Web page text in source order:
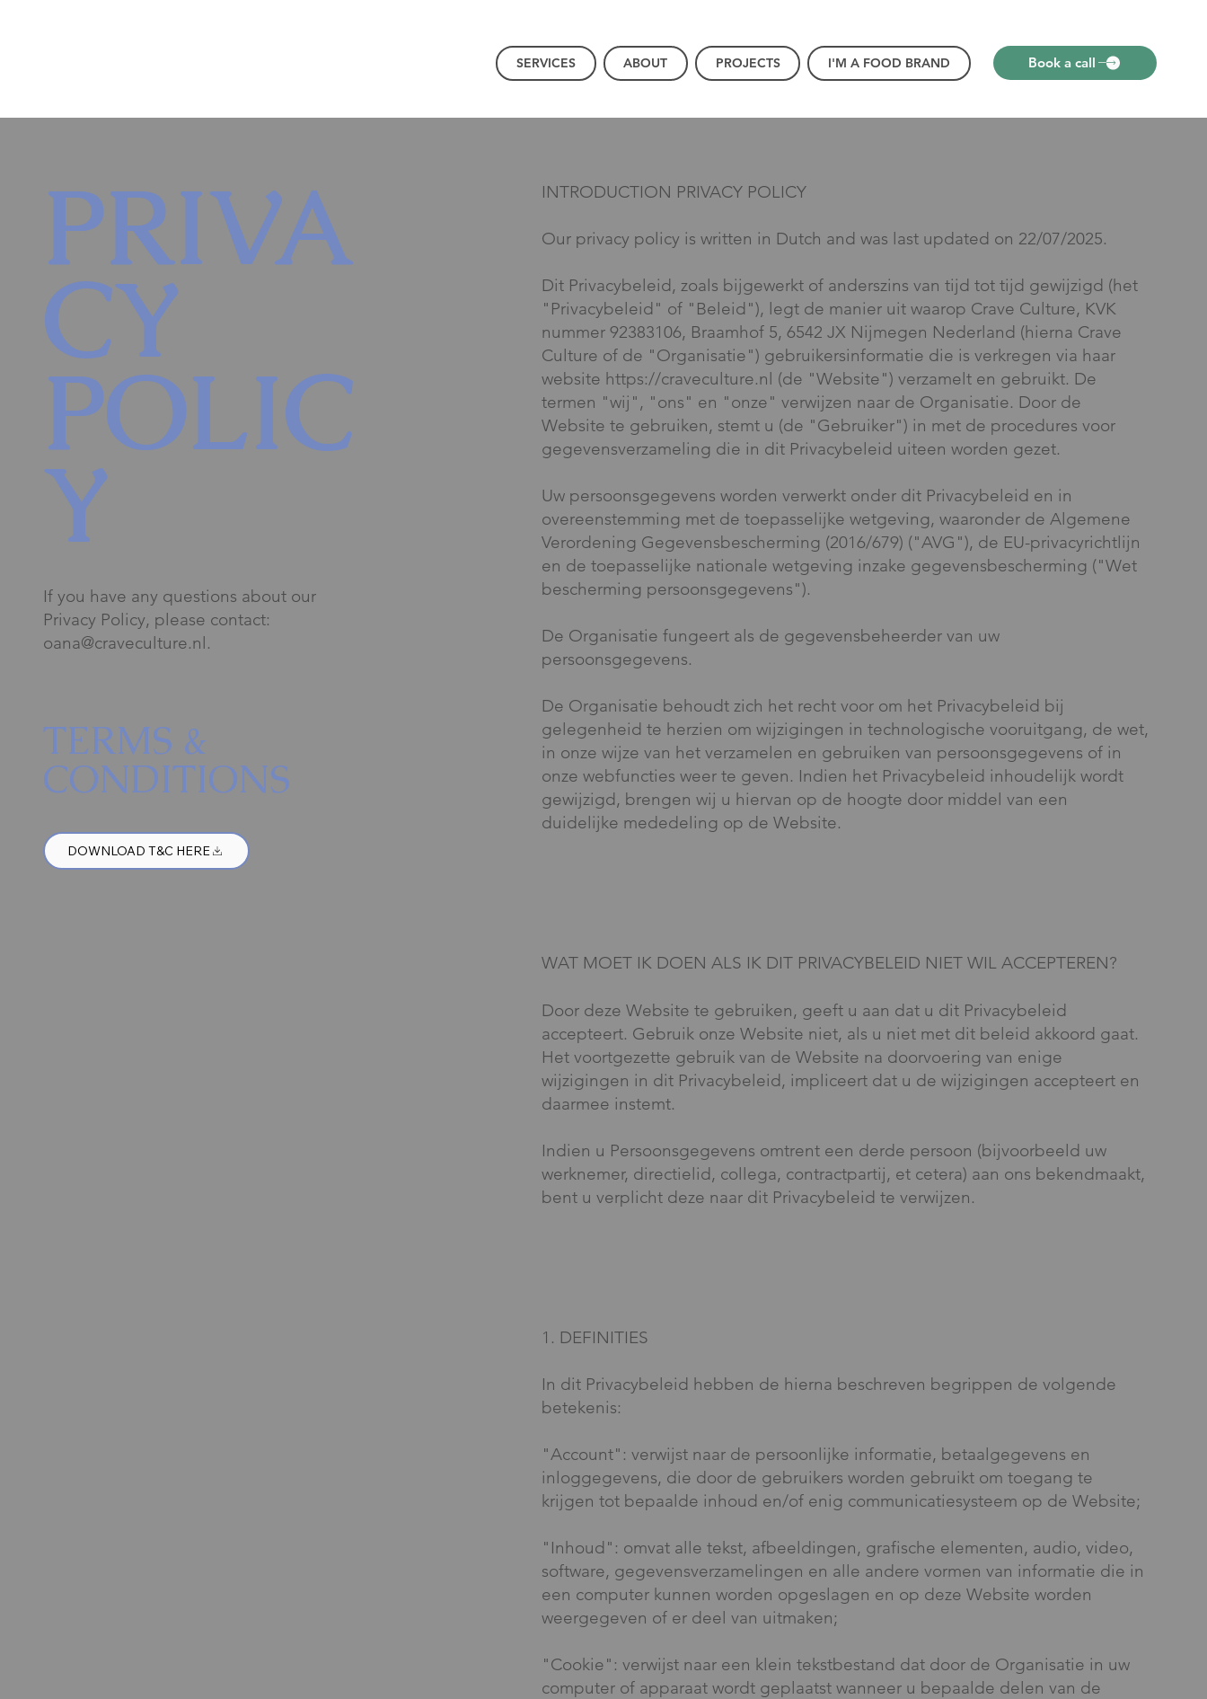
SERVICES ABOUT PROJECTS I'M A FOOD BRAND Book a call
PRIVA
CY
POLIC
Y
If you have any questions about our
Privacy Policy, please contact:
oana@craveculture.nl.
TERMS &
CONDITIONS
DOWNLOAD T&C HERE
INTRODUCTION PRIVACY POLICY
Our privacy policy is written in Dutch and was last updated on 22/07/2025.
Dit Privacybeleid, zoals bijgewerkt of anderszins van tijd tot tijd gewijzigd (het
"Privacybeleid" of "Beleid"), legt de manier uit waarop Crave Culture, KVK
nummer 92383106, Braamhof 5, 6542 JX Nijmegen Nederland (hierna Crave
Culture of de "Organisatie") gebruikersinformatie die is verkregen via haar
website https://craveculture.nl (de "Website") verzamelt en gebruikt. De
termen "wij", "ons" en "onze" verwijzen naar de Organisatie. Door de
Website te gebruiken, stemt u (de "Gebruiker") in met de procedures voor
gegevensverzameling die in dit Privacybeleid uiteen worden gezet.
Uw persoonsgegevens worden verwerkt onder dit Privacybeleid en in
overeenstemming met de toepasselijke wetgeving, waaronder de Algemene
Verordening Gegevensbescherming (2016/679) ("AVG"), de EU-privacyrichtlijn
en de toepasselijke nationale wetgeving inzake gegevensbescherming ("Wet
bescherming persoonsgegevens").
De Organisatie fungeert als de gegevensbeheerder van uw
persoonsgegevens.
De Organisatie behoudt zich het recht voor om het Privacybeleid bij
gelegenheid te herzien om wijzigingen in technologische vooruitgang, de wet,
in onze wijze van het verzamelen en gebruiken van persoonsgegevens of in
onze webfuncties weer te geven. Indien het Privacybeleid inhoudelijk wordt
gewijzigd, brengen wij u hiervan op de hoogte door middel van een
duidelijke mededeling op de Website.
WAT MOET IK DOEN ALS IK DIT PRIVACYBELEID NIET WIL ACCEPTEREN?
Door deze Website te gebruiken, geeft u aan dat u dit Privacybeleid
accepteert. Gebruik onze Website niet, als u niet met dit beleid akkoord gaat.
Het voortgezette gebruik van de Website na doorvoering van enige
wijzigingen in dit Privacybeleid, impliceert dat u de wijzigingen accepteert en
daarmee instemt.
Indien u Persoonsgegevens omtrent een derde persoon (bijvoorbeeld uw
werknemer, directielid, collega, contractpartij, et cetera) aan ons bekendmaakt,
bent u verplicht deze naar dit Privacybeleid te verwijzen.
1. DEFINITIES
In dit Privacybeleid hebben de hierna beschreven begrippen de volgende
betekenis:
"Account": verwijst naar de persoonlijke informatie, betaalgegevens en
inloggegevens, die door de gebruikers worden gebruikt om toegang te
krijgen tot bepaalde inhoud en/of enig communicatiesysteem op de Website;
"Inhoud": omvat alle tekst, afbeeldingen, grafische elementen, audio, video,
software, gegevensverzamelingen en alle andere vormen van informatie die in
een computer kunnen worden opgeslagen en op deze Website worden
weergegeven of er deel van uitmaken;
"Cookie": verwijst naar een klein tekstbestand dat door de Organisatie in uw
computer of apparaat wordt geplaatst wanneer u bepaalde delen van de